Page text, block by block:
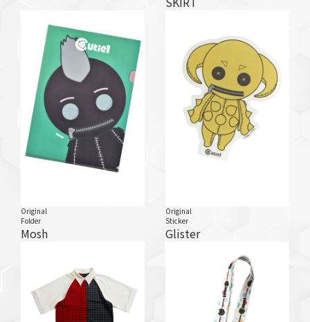
Original
Folder
Mosh
Original
Sticker
Glister